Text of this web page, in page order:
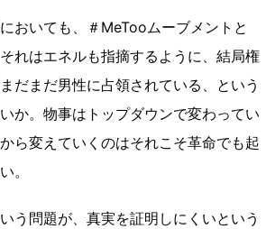
おいても、＃MeTooムーブメントと
れはエネルも指摘するように、結局権
だまだ男性に占領されている、という
か。物事はトップダウンで変わってい
ら変えていくのはそれこそ革命でも起
。
う問題が、真実を証明しにくいという